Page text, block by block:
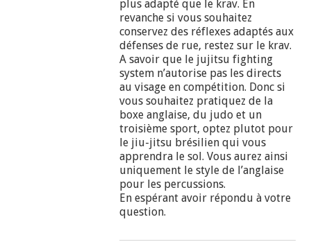
plus adapté que le krav. En
revanche si vous souhaitez
conservez des réflexes adaptés aux
défenses de rue, restez sur le krav.
A savoir que le jujitsu fighting
system n’autorise pas les directs
au visage en compétition. Donc si
vous souhaitez pratiquez de la
boxe anglaise, du judo et un
troisième sport, optez plutot pour
le jiu-jitsu brésilien qui vous
apprendra le sol. Vous aurez ainsi
uniquement le style de l’anglaise
pour les percussions.
En espérant avoir répondu à votre
question.